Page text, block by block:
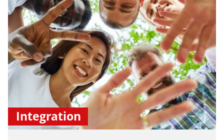
Integration